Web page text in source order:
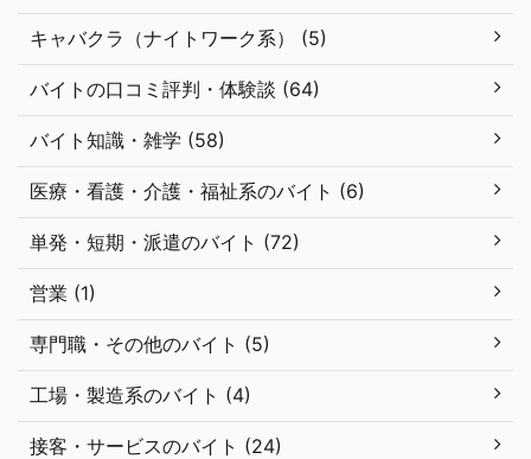
キャバクラ（ナイトワーク系） (5)
バイトの口コミ評判・体験談 (64)
バイト知識・雑学 (58)
医療・看護・介護・福祉系のバイト (6)
単発・短期・派遣のバイト (72)
営業 (1)
専門職・その他のバイト (5)
工場・製造系のバイト (4)
接客・サービスのバイト (24)